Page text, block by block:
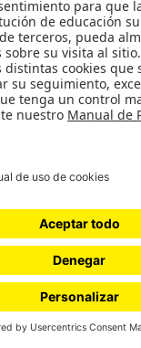
El muestreo 7 de
que da origen…